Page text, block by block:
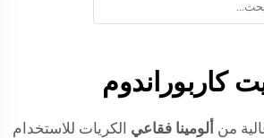
كاربوراندوم
من ألومينا فقاعي الكريات للاستخدام